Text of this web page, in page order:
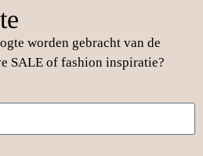
worden gebracht van de
SALE of fashion inspiratie?